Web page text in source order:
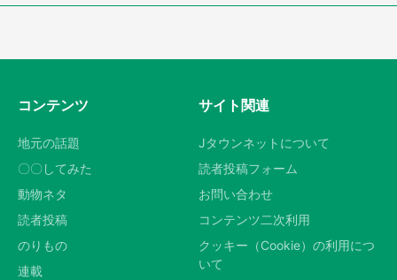
コンテンツ
地元の話題
〇〇してみた
動物ネタ
読者投稿
のりもの
連載
サイト関連
Jタウンネットについて
読者投稿フォーム
お問い合わせ
コンテンツ二次利用
クッキー（Cookie）の利用につ
いて